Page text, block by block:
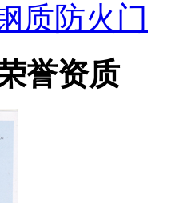
质防火门
誉资质